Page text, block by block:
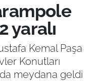
yaralı
Kemal Paşa
Konutları
meydana geldi